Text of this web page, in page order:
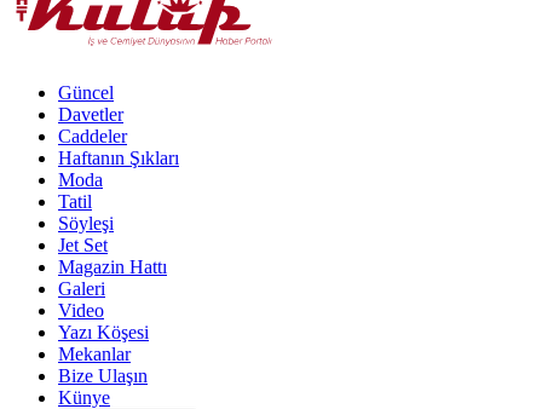
Güncel
Davetler
Caddeler
Haftanın Şıkları
Moda
Tatil
Söyleşi
Jet Set
Magazin Hattı
Galeri
Video
Yazı Köşesi
Mekanlar
Bize Ulaşın
Künye